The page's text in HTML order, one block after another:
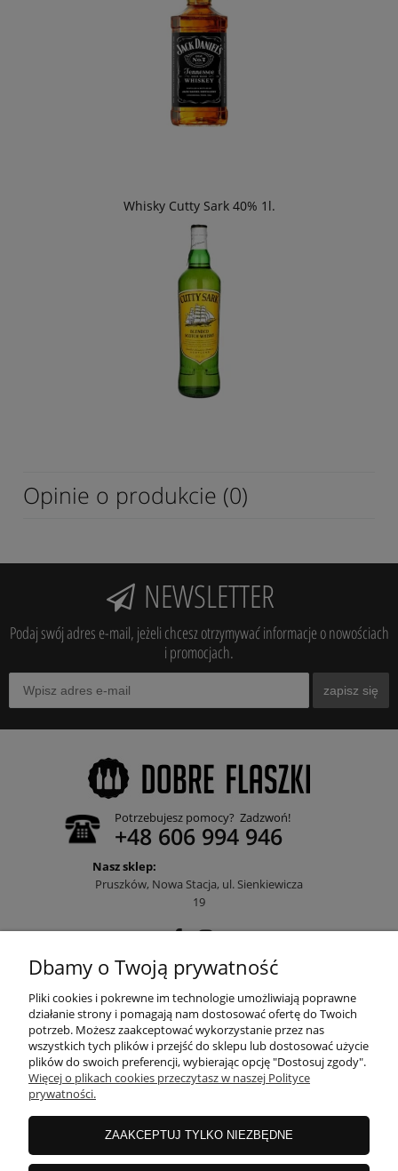
Whisky Cutty Sark 40% 1l.
Opinie o produkcie (0)
NEWSLETTER
Podaj swój adres e-mail, jeżeli chcesz otrzymywać informacje o nowościach
i promocjach.
zapisz się
Potrzebujesz pomocy? Zadzwoń!
+48 606 994 946
Nasz sklep:
Pruszków, Nowa Stacja, ul. Sienkiewicza
19
POMOC
MOJE KONTO
PŁATNOŚCI I DOSTAWA
Dbamy o Twoją prywatność
Pliki cookies i pokrewne im technologie umożliwiają poprawne
działanie strony i pomagają nam dostosować ofertę do Twoich
potrzeb. Możesz zaakceptować wykorzystanie przez nas
wszystkich tych plików i przejść do sklepu lub dostosować użycie
plików do swoich preferencji, wybierając opcję "Dostosuj zgody".
Więcej o plikach cookies przeczytasz w naszej Polityce
prywatności.
ZAAKCEPTUJ TYLKO NIEZBĘDNE